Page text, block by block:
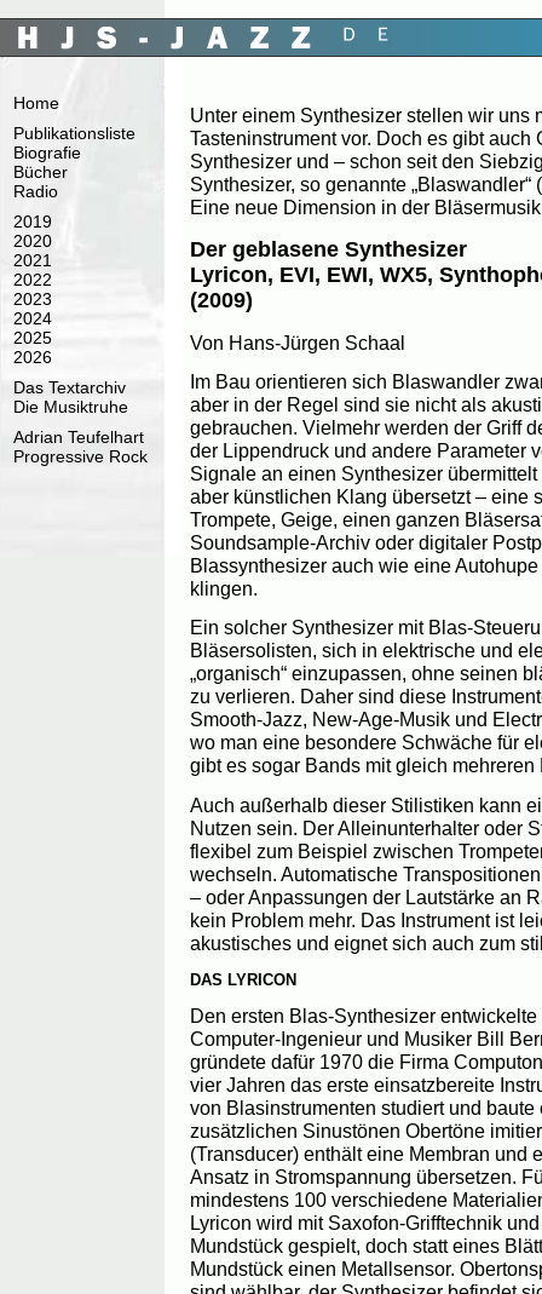
Home
Publikationsliste
Biografie
Bücher
Radio
2019
2020
2021
2022
2023
2024
2025
2026
Das Textarchiv
Die Musiktruhe
Adrian Teufelhart
Progressive Rock
Unter einem Synthesizer stellen wir uns
Tasteninstrument vor. Doch es gibt auch
Synthesizer und – schon seit den
Synthesizer, so genannte
Eine neue Dimension in der
Der geblasene Synthesizer
Lyricon, EVI, EWI, WX5,
(2009)
Von Hans-Jürgen Schaal
Im Bau orientieren sich Blaswandler
aber in der Regel sind sie nicht als
gebrauchen. Vielmehr werden der Griff
der Lippendruck und andere Parameter
Signale an einen Synthesizer
aber künstlichen Klang übersetzt – eine
Trompete, Geige, einen ganzen
Soundsample-Archiv oder digitaler
Blassynthesizer auch wie eine
klingen.
Ein solcher Synthesizer mit Blas-
Bläsersolisten, sich in elektrische und
„organisch“ einzupassen, ohne seinen
zu verlieren. Daher sind diese
Smooth-Jazz, New-Age-Musik und
wo man eine besondere Schwäche für
gibt es sogar Bands mit gleich
Auch außerhalb dieser Stilistiken kann
Nutzen sein. Der Alleinunterhalter oder
flexibel zum Beispiel zwischen
wechseln. Automatische
– oder Anpassungen der Lautstärke an
kein Problem mehr. Das Instrument ist
akustisches und eignet sich auch zum
DAS LYRICON
Den ersten Blas-Synthesizer
Computer-Ingenieur und Musiker Bill
gründete dafür 1970 die Firma
vier Jahren das erste einsatzbereite
von Blasinstrumenten studiert und
zusätzlichen Sinustönen Obertöne
(Transducer) enthält eine Membran und
Ansatz in Stromspannung übersetzen.
mindestens 100 verschiedene
Lyricon wird mit Saxofon-Grifftechnik
Mundstück gespielt, doch statt eines
Mundstück einen Metallsensor.